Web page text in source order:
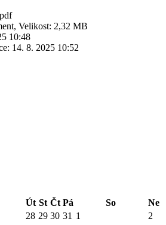
Velikost: 2,32 MB
10:48
14. 8. 2025 10:52
Út St Čt Pá So
Ne
28 29 30 31 1
2